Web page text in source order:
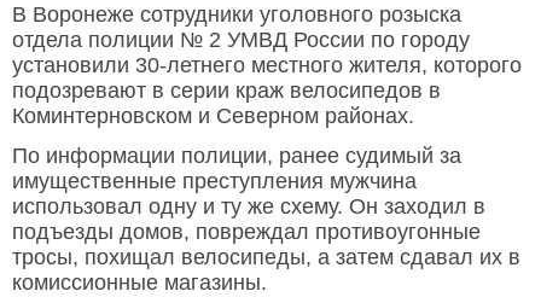
В Воронеже сотрудники уголовного розыска
отдела полиции № 2 УМВД России по городу
установили 30-летнего местного жителя, которого
подозревают в серии краж велосипедов в
Коминтерновском и Северном районах.
По информации полиции, ранее судимый за
имущественные преступления мужчина
использовал одну и ту же схему. Он заходил в
подъезды домов, повреждал противоугонные
тросы, похищал велосипеды, а затем сдавал их в
комиссионные магазины.